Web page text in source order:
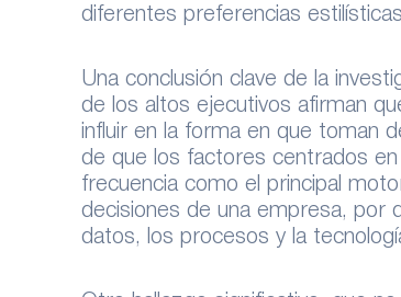
diferentes preferencias
Una conclusión clave de la
de los altos ejecutivos afirman
influir en la forma en que toman
de que los factores centrados
frecuencia como el principal
decisiones de una empresa, por
datos, los procesos y la